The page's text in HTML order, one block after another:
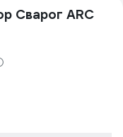
Сварог ARC